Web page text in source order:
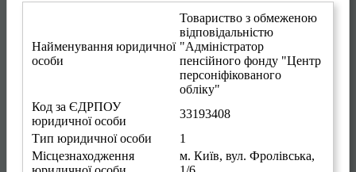
Найменування юридичної
особи
Товариство з обмеженою
відповідальністю
"Адміністратор
пенсійного фонду "Центр
персоніфікованого
обліку"
Код за ЄДРПОУ
юридичної особи
33193408
Тип юридичної особи
1
Місцезнаходження
м. Київ, вул. Фролівська,